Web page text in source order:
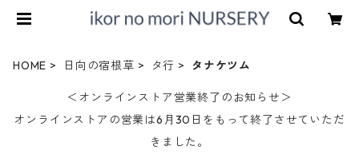
HOME 日向の宿根草 タ行 タナケツム
＜オンラインストア営業終了のお知らせ＞
オンラインストアの営業は6月30日をもって終了させていただ
きました。